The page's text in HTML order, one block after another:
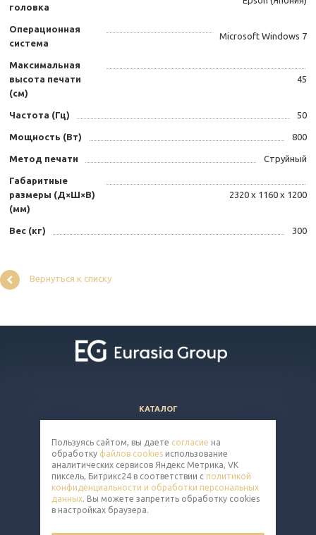
головка
Операционная
система
Microsoft Windows 7
Максимальная
высота печати
(см)
45
Частота (Гц) 50
Мощность (Вт) 800
Метод печати Струйный
Габаритные
размеры (Д×Ш×В)
(мм)
2320 х 1160 х 1200
Вес (кг) 300
Вернуться к списку
КАТАЛОГ
КОМПАНИЯ
КОНТАКТЫ
8 (800) 302-14-65
cart@eq-mail.ru
Пользуясь сайтом, вы даете согласие на
обработку файлов cookies использование
аналитических сервисов Яндекс Метрика, VK
пиксель, Битрикс24 в соответствии с политикой
конфиденциальности и обработки персональных
данных. Вы можете запретить обработку cookies
в настройках браузера.